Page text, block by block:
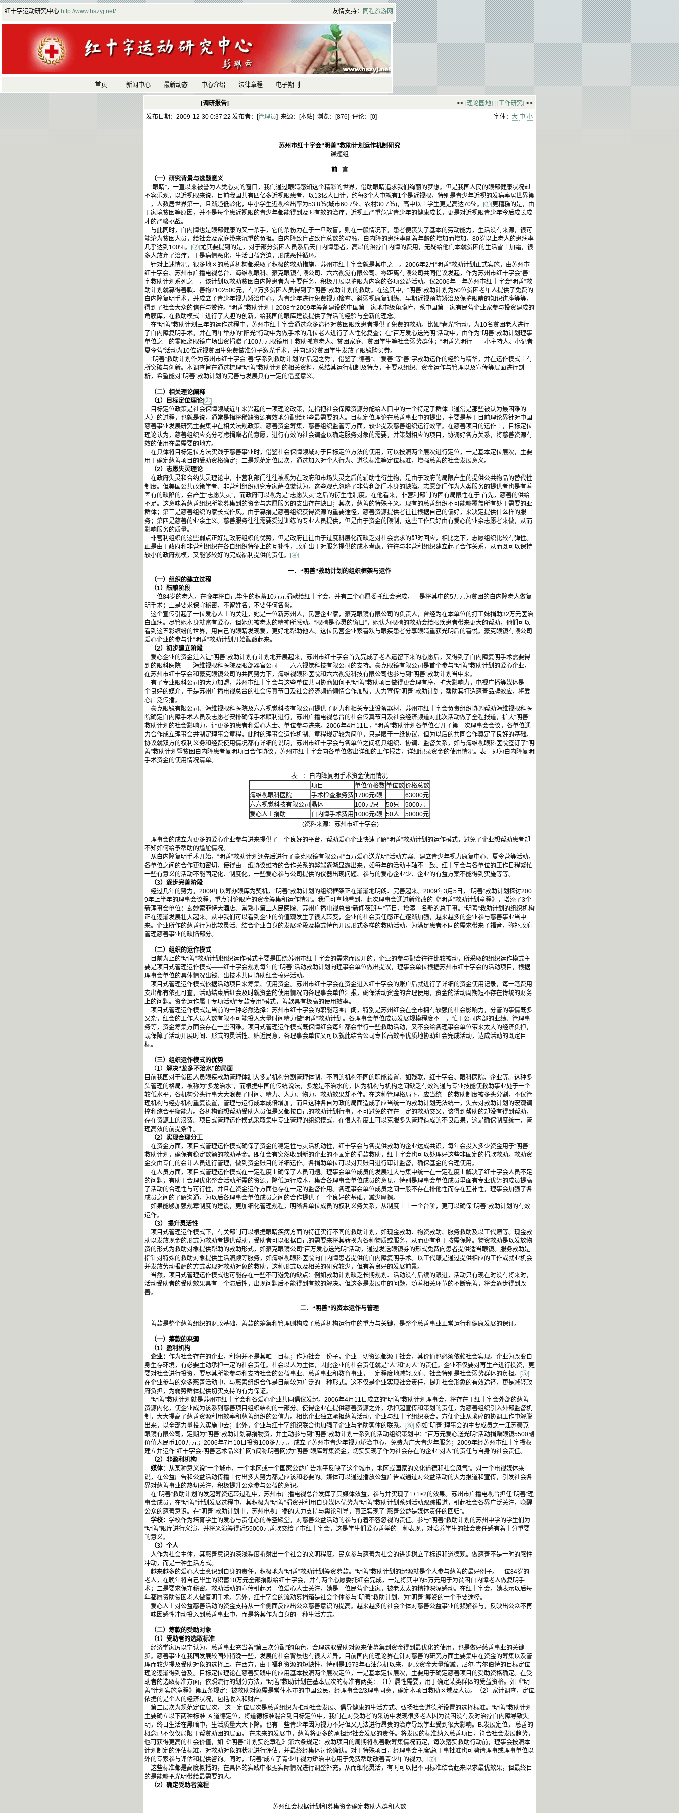
红十字运动研究中心 http://www.hszyj.net/ 友情支持： 同程旅游网
首页 新闻中心 最新动态 中心介绍 法律章程 电子期刊
[调研报告] << [理论园地] [工作研究] >>
发布日期：2009-12-30 0:37:22 发布者：[管理员] 来源：[本站] 浏览：[876] 评论：[0] 字体： 大 中 小
苏州市红十字会“明善”救助计划运作机制研究
课题组
前 言
（一）研究背景与选题意义
“眼睛”，一直以来被誉为人类心灵的窗口，我们通过眼睛感知这个精彩的世界，借助眼睛追求我们绚丽的梦想。但是我国人民的眼部健康状况却
不容乐观，以近视眼来说，目前我国共有四亿多近视眼患者，以13亿人口计，约每3个人中就有1个是近视眼，特别是青少年近视的发病率居世界第
二，人数居世界第一，且渐趋低龄化，中小学生近视检出率为53.8％(城市60.7％、农村30.7％)，高中以上学生更是高达70％。
[①]更糟糕的是，由
于家境贫困等原因，并不是每个患近视眼的青少年都能得到及时有效的治疗，近视正严重危害青少年的健康成长，更是对近视眼青少年今后成长成
才的严峻挑战。
与此同时，白内障也是眼部健康的又一杀手，它的杀伤力在于一旦致盲，则在一般情况下，患者便丧失了基本的劳动能力，生活没有来源，很可
能沦为贫困人员，给社会及家庭带来沉重的负担。白内障致盲占致盲总数的47%，白内障的患病率随着年龄的增加而增加，80岁以上老人的患病率
几乎达到100%。
[②]尤其要提到的是，对于部分贫困人员系后天白内障患者，高昂的治疗白内障的费用，无疑给他们本就贫困的生活雪上加霜，很
多人放弃了治疗，于是病情恶化，生活日益窘迫，形成恶性循环。
针对上述情况，很多地区的慈善机构都采取了积极的救助措施，苏州市红十字会就是其中之一。2006年2月“明善”救助计划正式实施，由苏州市
红十字会、苏州市广播电视总台、海维视眼科、豪克眼镜有限公司、六六视觉有限公司、零距离有限公司共同倡议发起，作为苏州市红十字会“善”
字救助计划系列之一，该计划以救助贫困白内障患者为主要任务，积极开展以护眼为内容的各项公益活动。仅2006年一年苏州市红十字会“明善”救
助计划就募得善款、善物2102500元，有2万多贫困人员得到了“明善”救助计划的救助。在这其中，“明善”救助计划为50位贫困老年人提供了免费的
白内障复明手术，并成立了青少年视力矫治中心，为青少年进行免费视力检查、斜弱视康复训练、早期近视预防矫治及保护眼睛的知识讲座等等，
得到了社会大众的信任与赞许。“明善”救助计划于2008至2009年筹备建设的中国第一家地市级角膜库，系中国第一家有民营企业家参与投资建成的
角膜库，在救助模式上进行了大胆的创新，给我国的眼库建设提供了鲜活的经验与全新的理念。
在“明善”救助计划三年的运作过程中，苏州市红十字会通过众多途径对贫困眼疾患者提供了免费的救助。比如“春光”行动，为10名贫困老人进行
了白内障复明手术，并在同年举办的“阳光”行动中为做手术的几位老人进行了人性化复查；在“百万爱心送光明”活动中，由作为“明善”救助计划理事
单位之一的零距离眼镜广场出资捐赠了100万元眼镜用于救助孤寡老人、贫困家庭、贫困学生等社会弱势群体；“明善光明行——小主持人、小记者
夏令营”活动为10位近视贫困生免费做准分子激光手术，并向部分贫困学生发放了眼镜购买券。
“明善”救助计划作为苏州市红十字会“善”字系列救助计划的“后起之秀”，借鉴了“德善”、“爱善”等“善”字救助运作的经验与精华，并在运作模式上有
所突破与创新。本调查旨在通过梳理“明善”救助计划的相关资料，总结其运行机制及特点，主要从组织、资金运作与管理以及宣传等层面进行剖
析，希望能对“明善”救助计划的完善与发展具有一定的借鉴意义。
（二）相关理论阐释
（1）目标定位理论[③]
目标定位政策是社会保障领域近年来兴起的一项理论政策，是指把社会保障资源分配给人口中的一个特定子群体（通常是那些被认为最困难的
人）的过程，也就是说，通常是指将稀缺资源有效地分配给那些最需要的人。目标定位理论在慈善事业中的提出，主要是基于目前理论界针对中国
慈善事业发展研究主要集中在相关法规政策、慈善资金筹集、慈善组织监管等方面，较少提及慈善组织运行效率。在慈善项目的运作上，目标定位
理论认为，慈善组织应充分考虑捐赠者的意愿，进行有效的社会调查以确定服务对象的需要，并策划相应的项目，协调好各方关系，将慈善资源有
效的使用在最需要的地方。
在具体将目标定位方法实践于慈善事业时，借鉴社会保障领域对于目标定位方法的使用，可以按照两个层次进行定位，一是基本定位层次，主要
用于确定慈善项目的受助资格确定；二是规范定位层次，通过加入对个人行为、道德标准等定位标准，增强慈善的社会发展意义。
（2）志愿失灵理论
在政府失灵和合约失灵理论中，非营利部门往往被视为在政府和市场失灵之后的辅助性衍生物，是由于政府的局限产生的提供公共物品的替代性
制度。但美国公共政策学者、非营利组织研究专家萨拉蒙认为，这些观点忽略了非营利部门本身的缺陷。志愿部门作为人类服务的提供者也是有着
固有的缺陷的，会产生“志愿失灵”，而政府可以视为是“志愿失灵”之后的衍生性制度。在他看来，非营利部门的固有局限性在于:首先，慈善的供给
不足。这意味着慈善组织所能募集到的资金与志愿服务的支出存在缺口；其次，慈善的特殊主义。现有的慈善组织不可能够覆盖所有处于需要的亚
群体；第三是慈善组织的家长式作风。由于募捐是慈善组织获得资源的重要途径，慈善资源提供者往往根据自己的偏好，来决定提供什么样的服
务；第四是慈善的业余主义。慈善服务往往需要受过训练的专业人员提供，但是由于资金的限制，这些工作只好由有爱心的业余志愿者来做，从而
影响服务的质量。
非营利组织的这些弱点正好是政府组织的优势，但是政府往往由于过度科层化而缺乏对社会需求的即时回应，相比之下，志愿组织比较有弹性。
正是由于政府和非营利组织在各自组织特征上的互补性，政府出于对服务提供的成本考虑，往往与非营利组织建立起了合作关系，从而既可以保持
较小的政府规模，又能够较好的完成福利提供的责任。
[④]
一、“明善”救助计划的组织框架与运作
（一）组织的建立过程
（1）酝酿阶段
一位84岁的老人，在晚年将自己毕生的积蓄10万元捐献给红十字会，并有二个心愿委托红会完成，一是将其中的5万元为贫困的白内障老人做复
明手术；二是要求保守秘密，不留姓名，不要任何名誉。
这个宣传引起了一位爱心人士的关注，她是一位新苏州人，民营企业家，豪克眼镜有限公司的负责人，曾经为在本单位的打工妹捐助32万元医治
白血病。尽管她本身就富有爱心，但她仍被老太的精神所感动。“眼睛是心灵的窗口”，她认为眼睛的救助会给眼疾患者带来更大的帮助，他们可以
看到这五彩缤纷的世界，用自己的眼睛发现爱，更好地帮助他人。这位民营企业家喜欢与眼疾患者分享眼睛重获光明后的喜悦。豪克眼镜有限公司
爱心企业的参与让“明善”救助计划开始酝酿起来。
（2）初步建立阶段
爱心企业的资金注入让“明善”救助计划有计划地开展起来，苏州市红十字会首先完成了老人遗留下来的心愿后，又得到了白内障复明手术需要得
到的眼科医院——海维视眼科医院及眼部器官公司——六六视觉科技有限公司的支持。豪克眼镜有限公司是首个参与“明善”救助计划的爱心企业，
在苏州市红十字会和豪克眼镜公司的共同努力下，海维视眼科医院和六六视觉科技有限公司也参与到“明善”救助计划当中来。
有了专业眼科公司的大力加盟，苏州市红十字会与这些单位共同协商如何把“明善”救助项目做得更合理有序，扩大影响力，电视广播等媒体是一
个良好的媒介，于是苏州广播电视总台的社会传真节目及社会经济频道倾情合作加盟，大力宣传“明善”救助计划，帮助其打造慈善品牌效应，将爱
心广泛传播。
豪克眼镜有限公司、海维视眼科医院及六六视觉科技有限公司提供了财力和相关专业设备器材，苏州市红十字会负责组织协调帮助海维视眼科医
院确定白内障手术人员及志愿者安排确保手术顺利进行，苏州广播电视总台的社会传真节目及社会经济频道对此次活动做了全程报道，扩大“明善”
救助计划的社会影响力，让更多的患者和爱心人士、单位参与进来。2006年4月11日，“明善”救助计划各单位召开了第一次理事会会议，各单位通
力合作成立理事会并制定理事会章程，此时的理事会运作机制、章程规定较为简单，只是限于一纸协议，但为以后的共同合作奠定了良好的基础。
协议就双方的权利义务和经费使用情况都有详细的说明，苏州市红十字会与各单位之间初具组织、协调、监督关系，如与海维视眼科医院签订了“明
善”救助计划暨贫困白内障患者复明项目合作协议，苏州市红十字会向各单位做出详细的工作报告，详细记录资金的使用情况。表一即为白内障复明
手术资金的使用情况清单。
表一：白内障复明手术资金使用情况
项目
单位价格数单位数价格总数
海维视眼科医院
手术检查服务费 1700元/眼 —
63000元
六六视觉科技有限公司 晶体 100元/只 50只
5000元
爱心人士捐助
白内障手术费用 1000元/眼 50人
50000元
(资料来源：苏州市红十字会)
理事会的成立为更多的爱心企业参与进来提供了一个良好的平台，帮助爱心企业快速了解“明善”救助计划的运作模式，避免了企业想帮助患者却
不知如何给予帮助的尴尬情况。
从白内障复明手术开始，“明善”救助计划还先后进行了豪克眼镜有限公司“百万爱心送光明”活动方案、建立青少年视力康复中心、夏令营等活动，
各单位之间的合作更加密切，使得由一纸协议维持的合作关系的弊端逐渐显露出来，如每年的活动主轴不一致、红十字会与各单位的工作日程繁忙
一些有意义的活动不能固定化、制度化，一些爱心参与公司提供的仪器出现问题、参与的爱心企业少、企业的有益方案不能得到实施等等。
（3）逐步完善阶段
经过几年的努力，2009年以筹办眼库为契机，“明善”救助计划的组织框架正在渐渐地明朗、完善起来。2009年3月5日，“明善”救助计划探讨200
9年上半年的理事会议程，重点讨论眼库的资金筹集和运作情况。我们可喜地看到，此次理事会通过新修改的《“明善”救助计划章程》，增添了3个
新理事会单位：玄妙索菲特大酒店、常熟市第二人民医院、苏州广播电视总台“新闻夜班车”节目，增添一名新的总干事。“明善”救助计划的组织机构
正在逐渐发展壮大起来。从中我们可以看到企业的价值观发生了很大转变，企业的社会责任感正在逐渐加强，越来越多的企业参与慈善事业当中
来。企业所作的慈善行为比较灵活、结合企业自身的发展阶段及模式特色开展形式多样的救助活动，为满足患者不同的需求带来了福音，弥补政府
管理慈善事业的缺陷部分。
（二）组织的运作模式
目前为止的“明善”救助计划组织运作模式主要是围绕苏州市红十字会的需求而展开的，企业的参与配合往往比较被动，所采取的组织运作模式主
要是项目式管理运作模式——红十字会规划每年的“明善”活动救助计划向理事会单位做出提议，理事会单位根据苏州市红十字会的活动项目，根据
理事会单位的具体情况出钱、出技术共同协助红会搞好活动。
项目式管理运作模式依据活动项目来筹集、使用资金。苏州市红十字会在资金进入红十字会的账户后就进行了详细的资金使用记录，每一笔费用
支出都有依据可查，活动结束后红会及时就资金的使用情况向各理事会单位汇报，确保活动资金的合理使用，资金的活动周期短不存在传统的财务
上的问题。资金运作属于专项活动“专款专用”模式，善款具有极高的使用效率。
项目式管理运作模式是当前的一种必然选择：苏州市红十字会的职能范围广阔，特别是苏州红会在全市拥有较强的社会影响力，分管的事情既多
又杂，红会的工作人员人数有限不可能投入大量时间精力做“明善”救助计划。各理事会单位成员发展规模程度不一，忙于公司内部的业绩、管理事
务等，资金筹集方面会存在一些困难。项目式管理运作模式既保障红会每年都会举行一些救助活动，又不会给各理事会单位带来太大的经济负担，
既保障了活动开展时间、形式的灵活性、贴近民意，各理事会单位又可以就此结合公司专长高效率优质地协助红会完成活动，达成活动的既定目
标。
（三）组织运作模式的优势
（1） 解决“龙多不治水”的局面
目前我国对于贫困人员眼疾救助管理体制大多是机构分割管理体制，不同的机构不同的职能设置，如残联、红十字会、眼科医院、企业等。这种多
头管理的格局，被称为“多龙治水”，而根据中国的传统说法，多龙是不治水的，因为机构与机构之间缺乏有效沟通与专业技能使救助事业处于一个
较低水平，各机构分头行事大大浪费了时间、精力、人力、物力，救助效果却不佳。在这种管理格局下，应当统一的救助制度被多头分割，不仅管
理机构与经办机构重复设置，管理与运行成本成倍增加，而且这种各自为政的局面造成了应当统一的救助计划无法统一，失去对救助计划的宏观调
控和综合平衡能力。各机构都想帮助受助人员但是又都按自己的救助计划行事，不可避免的存在一定的救助交叉，该得到帮助的却没有得到帮助，
存在资源上的浪费。项目式管理运作模式采取集中专业管理的组织模式，在很大程度上可以克服多头管理造成的不良后果，这是确保制度统一、管
理高效的前提条件。
（2）实现合理分工
在资金方面，项目式管理运作模式确保了资金的稳定性与灵活机动性，红十字会与各提供救助的企业达成共识，每年会投入多少资金用于“明善”
救助计划，确保有稳定数额的救助基金。即便会有突然收到新的企业的不固定的捐款救助，红十字会也可以处理好这些非固定的捐款救助。救助资
金交由专门的会计人员进行管理，做到资金账目的详细运作。各捐助单位可以对其账目进行审计监督，确保基金的合理使用。
在人员方面，项目式管理运作模式在一定程度上确保了人员问题。理事会单位成员的发展壮大与集中统一在一定程度上解决了红十字会人员不足
的问题，有助于合理优化整合活动所需的资源，降低运行成本，集合各理事会单位成员的意见，特别是理事会单位成员里面有专业优势的成员提高
了活动的合理性与可行性，并且在资金运作方面也存在一定的监督作用。各理事会单位成员之间一般不存在排他性而存在互补性，理事会加强了各
成员之间的了解沟通，为以后各理事会单位成员之间的合作提供了一个良好的基础，减少摩擦。
如果能够加强规章制度的建设，更加细化管理规程，明晰各单位成员的权利义务关系，从制度上上一个台阶，更可以确保“明善”救助计划的有效
运作。
（3） 提升灵活性
项目式管理运作模式下，有关部门可以根据眼睛疾病方面的特征实行不同的救助计划，如现金救助、物资救助、服务救助及以工代赈等。现金救
助以发放现金的形式为救助者提供帮助，受助者可以根据自己的需要来将其转换为各种物质或服务，从而更有利于按需保障。物资救助是以发放物
资的形式为救助对象提供帮助的救助形式，如豪克眼镜公司“百万爱心送光明”活动，通过发送眼镜券的形式免费向患者提供适当眼镜。服务救助是
指针对特殊的救助对象提供生活照顾等服务，如海维视眼科医院向白内障患者提供的白内障复明手术。以工代赈是通过提供相应的工作或就业机会
并发放劳动报酬的方式实现对救助对象的救助，这种形式以及相关的研究较少，但有着良好的发展前景。
当然，项目式管理运作模式也可能存在一些不可避免的缺点：例如救助计划缺乏长期规划、活动没有后续的跟进，活动只有现在时没有将来时，
活动受助者的受助效果具有一个滞后性，出现问题后不能得到有效的解决。但这多是发展中的问题，随着相关环节的不断完善，将会逐步得到改
善。
二、“明善”的资本运作与管理
善款是整个慈善组织的财政基础，善款的筹集和管理则构成了慈善机构运行中的重点与关键，是整个慈善事业正常运行和健康发展的保证。
（一）筹款的来源
（1）盈利机构
企业： 作为社会存在的企业，利润并不是其唯一目标；作为社会一份子，企业一切资源都源于社会，其价值也必须依赖社会实现。企业为改变自
身生存环境，有必要主动承担一定的社会责任。社会以人为主体，因此企业的社会责任就是“人”和“对人”的责任。企业不仅要对再生产进行投资，更
要对社会进行投资，要尽其所能参与和支持社会的公益事业、慈善事业和教育事业，一定程度地减轻政府、社会特别是社会弱势群体的负担。
[⑤]
在企业参与的众多慈善活动中，与慈善组织合作是目前较为广泛的一种形式。这不仅是企业实现社会责任，提升社会形象的有效途径，更是减轻政
府负担，为弱势群体提供切实支持的有力保证。
“明善”救助计划就是苏州市红十字会和各爱心企业共同倡议发起。2006年4月11日成立的“明善”救助计划理事会，将存在于红十字会外部的慈善
资源内化，使企业成为该系列慈善项目组织结构的一部分。使得企业在提供慈善资源之外，承担起宣传和策划的责任，为慈善组织引入外部监督机
制，大大提高了慈善资源利用效率和慈善组织的公信力。相比企业独立承担慈善活动，企业与红十字组织联合，方便企业从琐碎的协调工作中解脱
出来，以全部力量投入实施中去；此外，企业与红十字组织联合也加强了企业与捐助客体的联系。
[⑥] 例如“明善”理事会的主要成员之一江苏豪克
眼镜有限公司，定期为“明善”救助计划募捐物资，并主动参与到“明善”救助计划一系列的活动组织策划中：“百万元爱心送光明”活动捐赠眼镜5500副
价值人民币100万元；2006年7月10日投资100多万元，成立了苏州市青少年视力矫治中心，免费为广大青少年服务；2009年经苏州市红十字授权
建立并运作“红十字会·明善艺术品义拍网”(简称明善网)为“明善”眼库筹集资金，切实实现了作为社会存在的企业“对人”的责任与自身的社会责任。
（2）非盈利机构
媒体：从某种意义说“一个城市，一个地区或一个国家公益广告水平反映了这个城市，地区或国家的文化道德和社会风气”。对一个电视媒体来
说，在公益广告和公益活动传播上付出多大努力都是应该和必要的。媒体可以通过播放公益广告或通过对公益活动的大力报道和宣传，引发社会各
界对慈善事业的热切关注，积极提升公众参与公益的意识。
在“明善”救助计划的发起筹资运转过程中，苏州市广播电视总台发挥了其媒体效益，参与并实现了1+1>2的效果。苏州市广播电视台担任“明善”理
事会成员，在“明善”计划发展过程中，其积极为“明善”捐资并利用自身媒体优势为“明善”救助计划系列活动跟踪报道，引起社会各界广泛关注，唤醒
公众的慈善意识。在“明善”救助计划中，苏州电视广播的大力支持与舆论引导，真正实现了“慈善公益是媒体责任的回归”。
学校： 学校作为培育学生的爱心与责任心的神圣殿堂，对慈善公益活动的参与有着不容忽视的责任。参与“明善”救助计划的苏州中学的学生们为
“明善”眼库进行义演，并将义演筹得近55000元善款交给了市红十字会，这是学生们爱心善举的一种表现，对培养学生的社会责任感有着十分重要
的意义。
（3）个人
人作为社会主体，其慈善意识的深浅程度折射出一个社会的文明程度。民众参与慈善为社会的进步树立了标识和道德观。做慈善不是一时的感性
冲动，而是一种生活方式。
越来越多的爱心人士意识到自身的责任，积极地为“明善”救助计划筹资募款。“明善”救助计划的起源就是个人参与慈善的最好例子。一位84岁的
老人，在晚年将自己毕生的积蓄10万元全部捐献给红十字会，并有两个心愿委托红会完成，一是将其中的5万元用于为贫困白内障老人做复明手
术；二是要求保守秘密。救助活动的宣传引起另一位爱心人士关注，她是一位民营企业家，被老太太的精神深深感动。在红十字会，她表示以后每
年都愿资助贫困老人做复明手术。另外，红十字会的流动募捐箱是社会个体参与“明善”救助计划，为“明善”筹资的一个重要途径。
爱心人士对公益慈善活动的资金支持从一个侧面反应出公众慈善意识的提高。越来越多的社会个体对慈善公益事业的频繁参与，反映出公众不再
一味因感性冲动投入到慈善事业中，而是将其作为自身的一种生活方式。
（二）筹款的受助对象
（1）受助者的选取标准
经济学家厉以宁认为，慈善事业充当着“第三次分配”的角色，合理选取受助对象来使募集到资金得到最优化的使用，也是做好慈善事业的关键一
步。慈善事业在我国发展较国外稍晚一些，发展的社会背景也有很大差异，目前国内的理论界在针对慈善的研究方面主要集中在资金的筹集以及管
理而较少提及受助对象的选择上。在西方，由于福利资源的短缺性，特别是1973年石油危机以来，财政资金大量缩减，尼尔·吉尔伯特的目标定位
理论逐渐得到普及。目标定位理论在慈善实践中的应用基本按照两个层次定位，一是基本定位层次，主要用于确定慈善项目的受助资格确定。在受
助者的选取标准方面，依照流行的划分方法，“明善”救助计划在基本层次的标准有两类：（1）属性需要，用于确定某类群体的受益资格。如《“明
善”计划实施章程》第五条规定：被救助对象需是常住本市的中国公民，经理事会2/3理事同意，确定本项目救助区域及人员。（2）家计调查，定位
依据的是个人的经济状况，包括收入和财产。
第二层次为规范定位层次， 这一定位层次是慈善组织为推动社会发展、倡导健康的生活方式、弘扬社会道德所设置的选择标准。“明善”救助计划
主要确立以下两种标准: A.道德定位，将道德标准混合到目标定位中，我们在对受助者的采访中发现很多老人因为贫困没有及时治疗白内障导致失
明，终日生活在黑暗中，生活质量大大下降。也有一些青少年因为视力不好但又无法进行昂贵的治疗导致学业受到很大影响。B.发展定位， 慈善的
概念已不仅仅局限于帮贫助困的层面， 在未来的发展中，慈善将更多的承担起社会发展的责任。将发展的标准纳入慈善项目，符合社会发展趋势，
也可获得更高的社会价值，如《“明善”计划实施章程》第六条规定：救助项目的周期将视善款筹集情况而定，每次落实救助行动前，理事会按照本
计划制定的评估标准，对救助对象的状况进行评估，并最终经集体讨论确认。对于特殊项目，经理事会主席\总干事批准也可聘请理事或理事单位以
外的专家参与评估和提供咨询。同时，“明善”成立了青少年视力矫治中心用于免费帮助改善青少年的视力。
[⑦]
这些标准都是高度概括的，在具体的实践中根据实际情况进行调整补充，从而细化灵活，有时可以把不同标准结合起来以求最优效果，但最终目
的是能够把光明带给最需要的人。
（2）确定受助者流程
苏州红会根据计划和募集资金确定救助人群和人数